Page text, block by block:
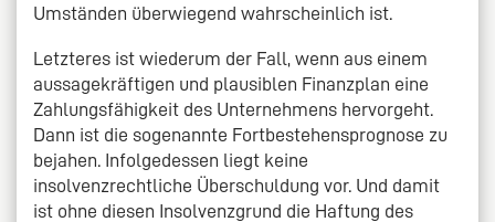
Umständen überwiegend wahrscheinlich ist.
Letzteres ist wiederum der Fall, wenn aus einem
aussagekräftigen und plausiblen Finanzplan eine
Zahlungsfähigkeit des Unternehmens hervorgeht.
Dann ist die sogenannte Fortbestehensprognose zu
bejahen. Infolgedessen liegt keine
insolvenzrechtliche Überschuldung vor. Und damit
ist ohne diesen Insolvenzgrund die Haftung des